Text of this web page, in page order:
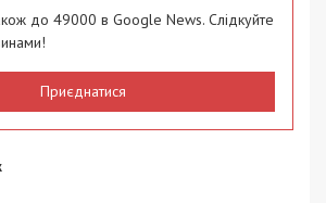
до 49000 в Google News. Слідкуйте
Приєднатися